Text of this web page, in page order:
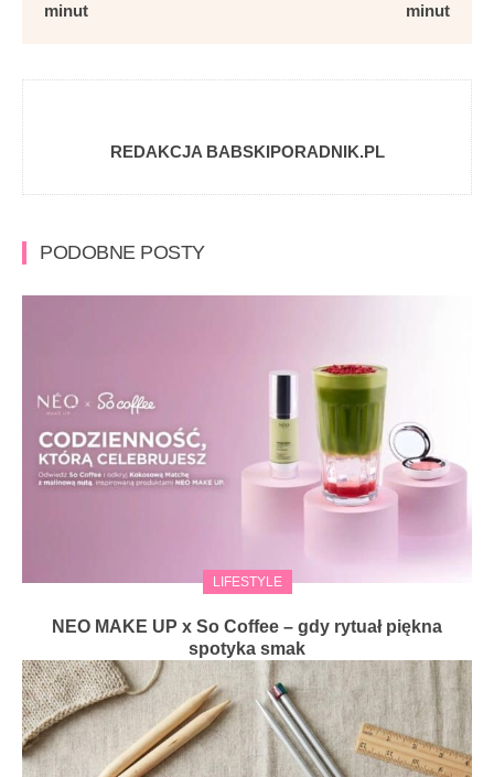
minut
minut
REDAKCJA BABSKIPORADNIK.PL
PODOBNE POSTY
LIFESTYLE
NEO MAKE UP x So Coffee – gdy rytuał piękna
spotyka smak